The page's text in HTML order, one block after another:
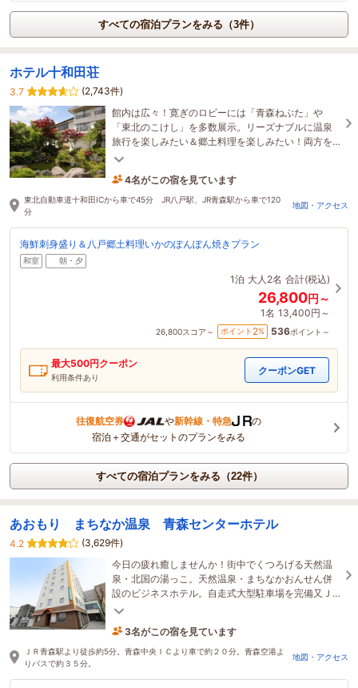
すべての宿泊プランをみる（3件）
ホテル十和田荘
3.7
(2,743件)
館内は広々！寛ぎのロビーには「青森ねぶた」や
「東北のこけし」を多数展示。リーズナブルに温泉
旅行を楽しみたい＆郷土料理を楽しみたい！両方を
叶えるプランを沢山ご用意♪しっとりとした泉質も大
4名がこの宿を見ています
5時間前に予約されました
東北自動車道十和田ICから車で45分 JR八戸駅、JR青森駅から車で120
分
地図・アクセス
海鮮刺身盛り＆八戸郷土料理いかのぽんぽん焼きプラン
和室 朝・夕
1泊 大人2名 合計(税込)
26,800円～
1名 13,400円～
26,800スコア～ ポイント 2% 536ポイント～
最大500円クーポン
利用条件あり
クーポンGET
往復航空券 や新幹線・特急
の
宿泊＋交通がセットのプランをみる
すべての宿泊プランをみる（22件）
あおもり まちなか温泉 青森センターホテル
4.2
(3,629件)
今日の疲れ癒しませんか！街中でくつろげる天然温
泉・北国の湯っこ。天然温泉・まちなかおんせん併
設のビジネスホテル。自走式大型駐車場を完備又Ｊ
Ｒ青森駅にも近く電車でも車でも大変便利な立地で
3名がこの宿を見ています
41分前に予約されました
ＪＲ青森駅より徒歩約5分。青森中央ＩＣより車で約２０分。青森空港よ
りバスで約３５分。
地図・アクセス